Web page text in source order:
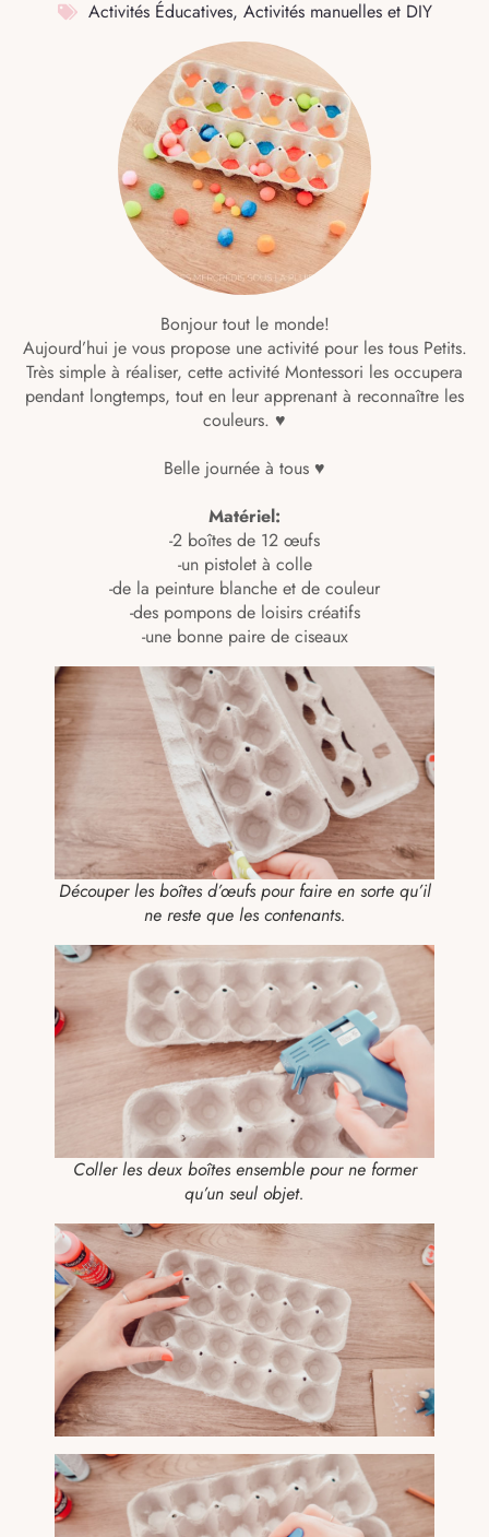
Activités Éducatives, Activités manuelles et DIY
Bonjour tout le monde!
Aujourd’hui je vous propose une activité pour les tous Petits.
Très simple à réaliser, cette activité Montessori les occupera
pendant longtemps, tout en leur apprenant à reconnaître les
couleurs. ♥
Belle journée à tous ♥
Matériel:
-2 boîtes de 12 œufs
-un pistolet à colle
-de la peinture blanche et de couleur
-des pompons de loisirs créatifs
-une bonne paire de ciseaux
Découper les boîtes d’œufs pour faire en sorte qu’il
ne reste que les contenants.
Coller les deux boîtes ensemble pour ne former
qu’un seul objet.